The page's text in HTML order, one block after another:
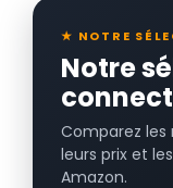
★ NOTRE
Notre
Comparez les
leurs prix et
Amazon.